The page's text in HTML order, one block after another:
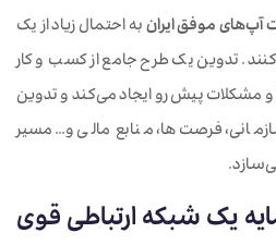
آپ‌های موفق ایرانبه احتمال زیاد از یک
تدوین یک طرح جامع از کسب و کار
مشکلات پیش رو ایجاد می‌کند و تدوین
فرصت‌ها، منابع مالی و… مسیر
یک شبکه ارتباطی قوی